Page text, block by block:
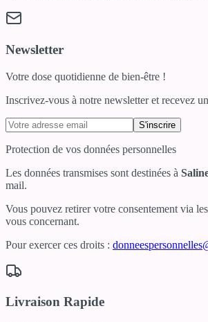
Newsletter
Votre dose quotidienne de bien-être !
Inscrivez-vous à notre newsletter et recevez un
S'inscrire
Protection de vos données personnelles
Les données transmises sont destinées à
mail.
Vous pouvez retirer votre consentement via
vous concernant.
Pour exercer ces droits :
Livraison Rapide